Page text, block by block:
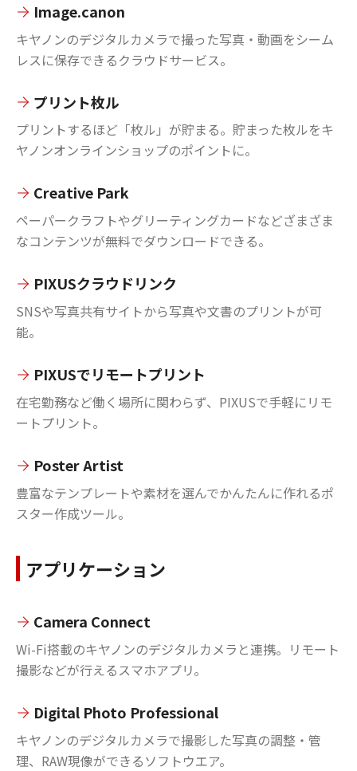
Image.canon
キヤノンのデジタルカメラで撮った写真・動画をシーム
レスに保存できるクラウドサービス。
プリント枚ル
プリントするほど「枚ル」が貯まる。貯まった枚ルをキ
ヤノンオンラインショップのポイントに。
Creative Park
ペーパークラフトやグリーティングカードなどざまざま
なコンテンツが無料でダウンロードできる。
PIXUSクラウドリンク
SNSや写真共有サイトから写真や文書のプリントが可
能。
PIXUSでリモートプリント
在宅勤務など働く場所に関わらず、PIXUSで手軽にリモ
ートプリント。
Poster Artist
豊富なテンプレートや素材を選んでかんたんに作れるポ
スター作成ツール。
アプリケーション
Camera Connect
Wi-Fi搭載のキヤノンのデジタルカメラと連携。リモート
撮影などが行えるスマホアプリ。
Digital Photo Professional
キヤノンのデジタルカメラで撮影した写真の調整・管
理、RAW現像ができるソフトウエア。